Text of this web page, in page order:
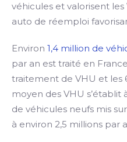
véhicules et valorisent
auto de réemploi
Environ 1,4 million de
par an est traité en
traitement de VHU et les
moyen des VHU s’établit
de véhicules neufs mis
à environ 2,5 millions par